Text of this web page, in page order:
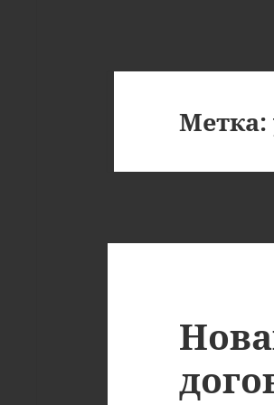
Метка: